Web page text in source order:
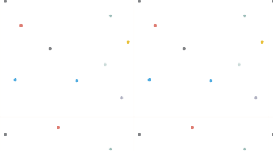
Baca selengkapnya